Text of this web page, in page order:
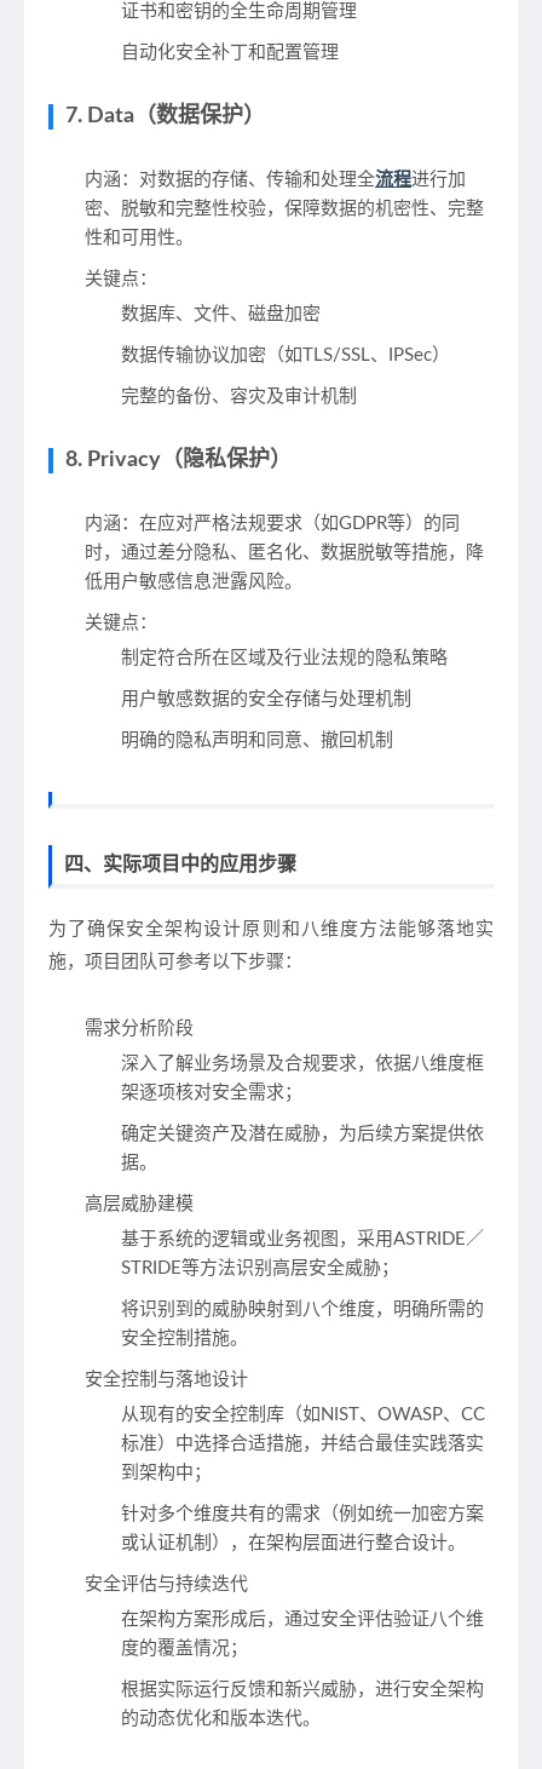
证书和密钥的全生命周期管理
自动化安全补丁和配置管理
7. Data（数据保护）
内涵 ：对数据的存储、传输和处理全流程进行加
密、脱敏和完整性校验，保障数据的机密性、完整
性和可用性。
关键点 ：
数据库、文件、磁盘加密
数据传输协议加密（如TLS/SSL、IPSec）
完整的备份、容灾及审计机制
8. Privacy（隐私保护）
内涵 ：在应对严格法规要求（如GDPR等）的同
时，通过差分隐私、匿名化、数据脱敏等措施，降
低用户敏感信息泄露风险。
关键点 ：
制定符合所在区域及行业法规的隐私策略
用户敏感数据的安全存储与处理机制
明确的隐私声明和同意、撤回机制
四、实际项目中的应用步骤
为了确保安全架构设计原则和八维度方法能够落地实
施，项目团队可参考以下步骤：
需求分析阶段
深入了解业务场景及合规要求，依据八维度框
架逐项核对安全需求；
确定关键资产及潜在威胁，为后续方案提供依
据。
高层威胁建模
基于系统的逻辑或业务视图，采用ASTRIDE／
STRIDE等方法识别高层安全威胁；
将识别到的威胁映射到八个维度，明确所需的
安全控制措施。
安全控制与落地设计
从现有的安全控制库（如NIST、OWASP、CC
标准）中选择合适措施，并结合最佳实践落实
到架构中；
针对多个维度共有的需求（例如统一加密方案
或认证机制），在架构层面进行整合设计。
安全评估与持续迭代
在架构方案形成后，通过安全评估验证八个维
度的覆盖情况；
根据实际运行反馈和新兴威胁，进行安全架构
的动态优化和版本迭代。